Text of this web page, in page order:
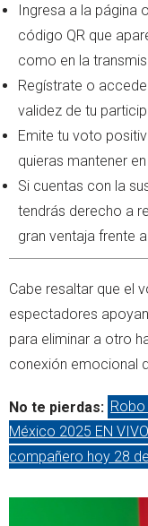
Ingresa a la página
código QR que
como en la
Regístrate o
validez de tu
Emite tu voto
quieras mantener
Si cuentas con la
tendrás derecho a
gran ventaja frente
Cabe resaltar que el
espectadores
para eliminar a otro
conexión emocional
No te pierdas:
México 2025 EN
compañero hoy 28